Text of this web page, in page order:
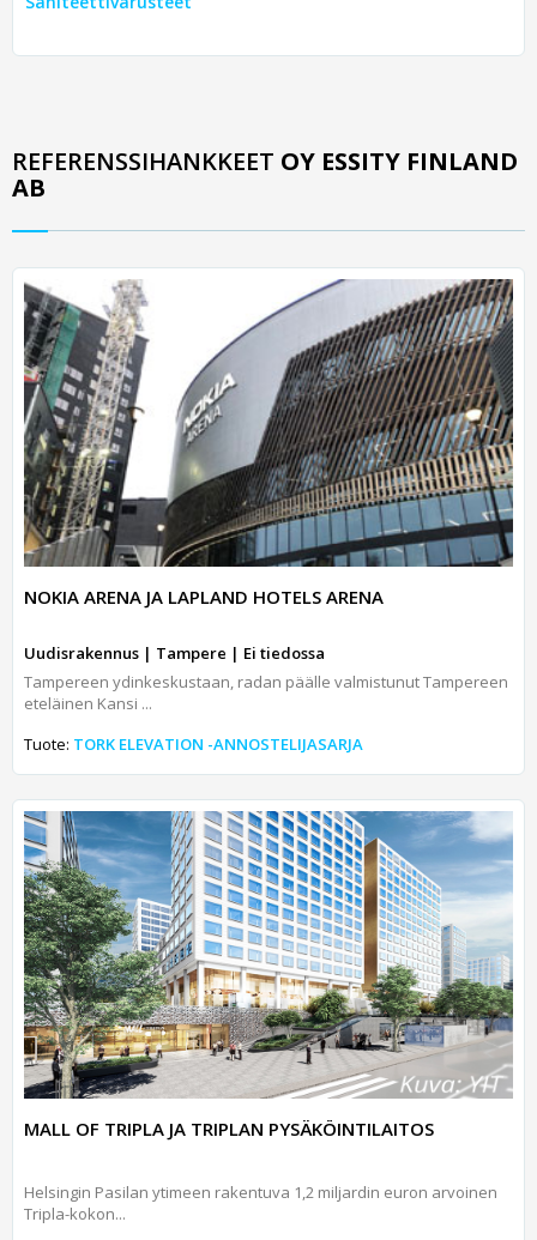
REFERENSSIHANKKEET OY ESSITY FINLAND
AB
NOKIA ARENA JA LAPLAND HOTELS ARENA
Uudisrakennus | Tampere | Ei tiedossa
Tampereen ydinkeskustaan, radan päälle valmistunut Tampereen
eteläinen Kansi ...
Tuote: TORK ELEVATION -ANNOSTELIJASARJA
MALL OF TRIPLA JA TRIPLAN PYSÄKÖINTILAITOS
Helsingin Pasilan ytimeen rakentuva 1,2 miljardin euron arvoinen
Tripla-kokon...